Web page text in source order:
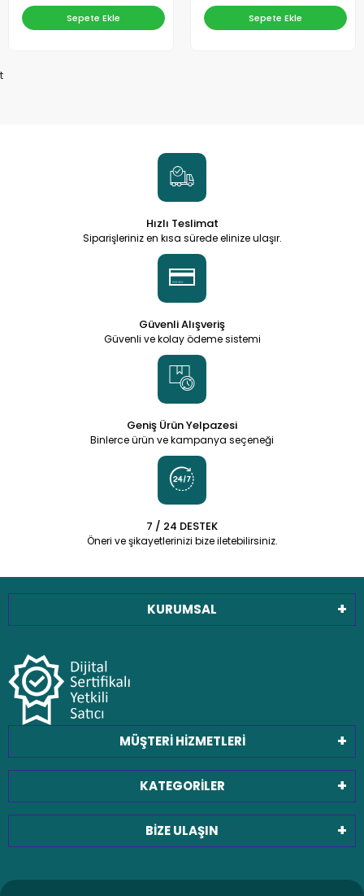
Sepete Ekle Sepete Ekle
t
Hızlı Teslimat
Siparişleriniz en kısa sürede elinize ulaşır.
Güvenli Alışveriş
Güvenli ve kolay ödeme sistemi
Geniş Ürün Yelpazesi
Binlerce ürün ve kampanya seçeneği
7 / 24 DESTEK
Öneri ve şikayetlerinizi bize iletebilirsiniz.
KURUMSAL
MÜŞTERİ HİZMETLERİ
KATEGORİLER
BİZE ULAŞIN